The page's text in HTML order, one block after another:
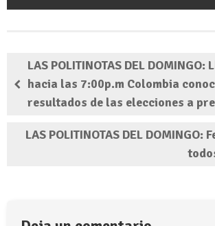
LAS POLITINOTAS DEL
hacia las 7:00p.m Colombia
resultados de las elecciones a
LAS POLITINOTAS DEL DOMINGO: